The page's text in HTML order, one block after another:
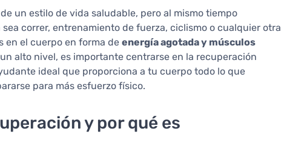
un estilo de vida saludable, pero al mismo tiempo
correr, entrenamiento de fuerza, ciclismo o cualquier otra
en el cuerpo en forma de energía agotada y músculos
alto nivel, es importante centrarse en la recuperación
ideal que proporciona a tu cuerpo todo lo que
para más esfuerzo físico.
y por qué es